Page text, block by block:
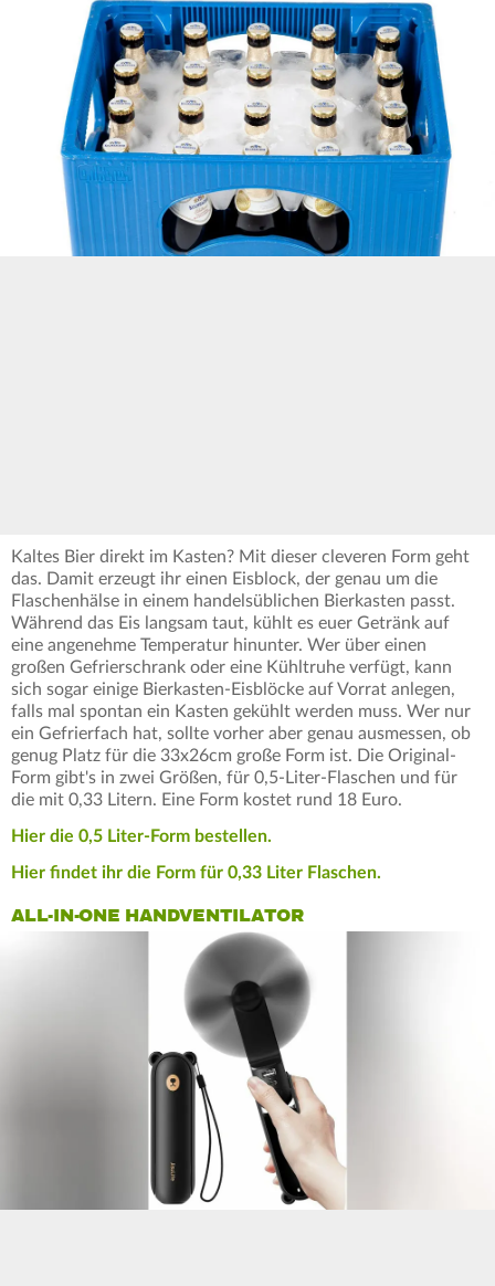
Kaltes Bier direkt im Kasten? Mit dieser cleveren Form geht
das. Damit erzeugt ihr einen Eisblock, der genau um die
Flaschenhälse in einem handelsüblichen Bierkasten passt.
Während das Eis langsam taut, kühlt es euer Getränk auf
eine angenehme Temperatur hinunter. Wer über einen
großen Gefrierschrank oder eine Kühltruhe verfügt, kann
sich sogar einige Bierkasten-Eisblöcke auf Vorrat anlegen,
falls mal spontan ein Kasten gekühlt werden muss. Wer nur
ein Gefrierfach hat, sollte vorher aber genau ausmessen, ob
genug Platz für die 33x26cm große Form ist. Die Original-
Form gibt's in zwei Größen, für 0,5-Liter-Flaschen und für
die mit 0,33 Litern. Eine Form kostet rund 18 Euro.
Hier die 0,5 Liter-Form bestellen.
Hier findet ihr die Form für 0,33 Liter Flaschen.
ALL-IN-ONE HANDVENTILATOR